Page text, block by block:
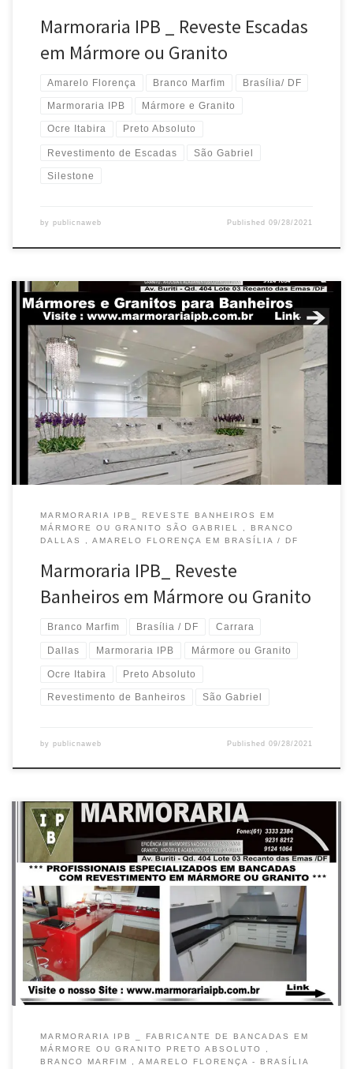
Marmoraria IPB _ Reveste Escadas
em Mármore ou Granito
Amarelo Florença Branco Marfim Brasília/ DF
Marmoraria IPB Mármore e Granito
Ocre Itabira Preto Absoluto
Revestimento de Escadas São Gabriel
Silestone
by publicnaweb Published09/28/2021
Marmoraria IPB , Revestimento de Banheiros em mármore
Silestone – Brasília / DF Revestimento de Banheiros em mármore
Travertino – Instala no Gama /DF Banheiros em mármore branco
marfim – Montagem em Taguatinga / DF Banheiros em Granito
Crema Marfil –Instalação em Samambaia /DF Banheiros em
mármore Botticiano –Instala no […]
MARMORARIA IPB_ REVESTE BANHEIROS EM
MÁRMORE OU GRANITO SÃO GABRIEL , BRANCO
DALLAS , AMARELO FLORENÇA EM BRASÍLIA / DF
Marmoraria IPB_ Reveste
Banheiros em Mármore ou Granito
Branco Marfim Brasília / DF Carrara
Dallas Marmoraria IPB Mármore ou Granito
Ocre Itabira Preto Absoluto
Revestimento de Banheiros São Gabriel
by publicnaweb Published09/28/2021
Marmoraria IPB , Bancadas em mármore Silestone – Brasília / DF
Fabricante de bancadas em mármore Travertino – Entregas no
Gama / DF Bancadas em mármore Branco – Montagem em
Taguatinga / DF Bancadas em Granito Crema Marfil – Montagem
em Samambaia / DF Bancadas em mármore Botticiano –Entrega
[…]
MARMORARIA IPB _ FABRICANTE DE BANCADAS EM
MÁRMORE OU GRANITO PRETO ABSOLUTO ,
BRANCO MARFIM , AMARELO FLORENÇA - BRASÍLIA